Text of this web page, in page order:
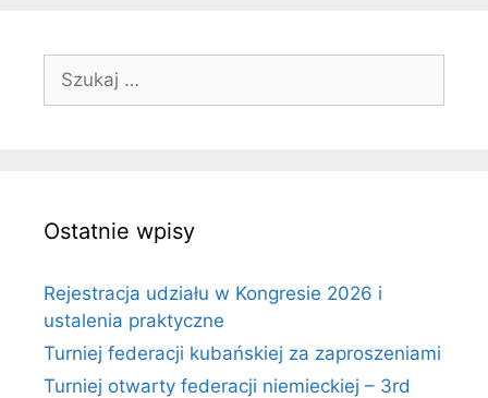
Szukaj:
Ostatnie wpisy
Rejestracja udziału w Kongresie 2026 i
ustalenia praktyczne
Turniej federacji kubańskiej za zaproszeniami
Turniej otwarty federacji niemieckiej – 3rd